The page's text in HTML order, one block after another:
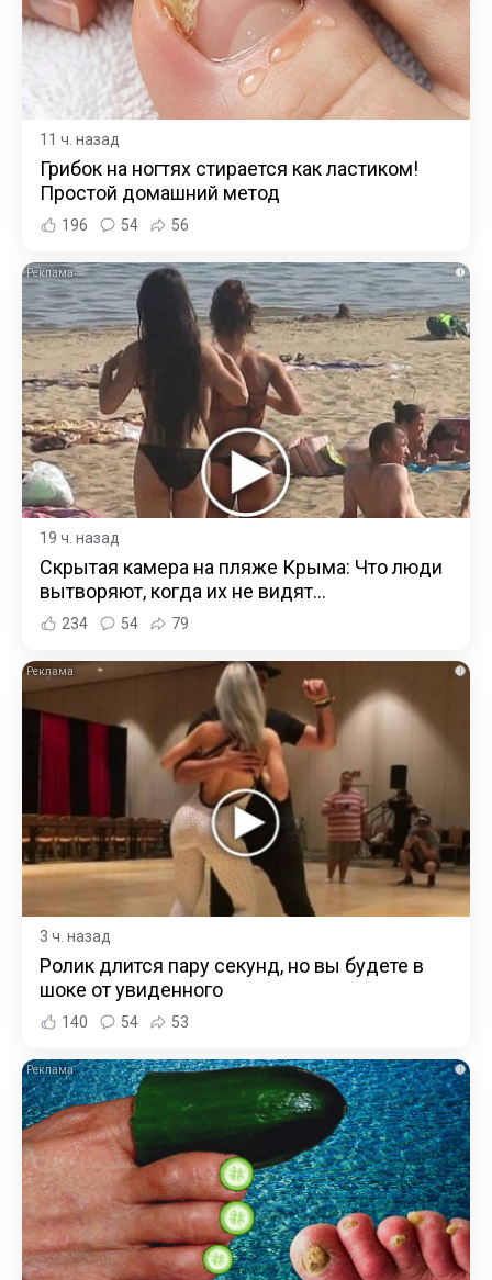
11 ч. назад
Грибок на ногтях стирается как ластиком!
Простой домашний метод
196 54 56
i
19 ч. назад
Скрытая камера на пляже Крыма: Что люди
вытворяют, когда их не видят...
234 54 79
i
3 ч. назад
Ролик длится пару секунд, но вы будете в
шоке от увиденного
140 54 53
i